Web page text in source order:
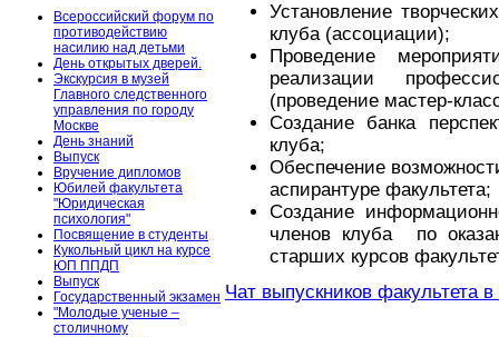
Всероссийский форум по
противодействию
насилию над детьми
День открытых дверей.
Экскурсия в музей
Главного следственного
управления по городу
Москве
День знаний
Выпуск
Вручение дипломов
Юбилей факультета
"Юридическая
психология"
Посвящение в студенты
Кукольный цикл на курсе
ЮП ППДП
Выпуск
Государственный экзамен
"Молодые ученые –
столичному
Установление
клуба (ассоциации);
Проведение
реализации
(проведение мастер-
Создание банка
клуба;
Обеспечение
аспирантуре факультета;
Создание
членов клуба по
старших курсов
Чат выпускников факультета в